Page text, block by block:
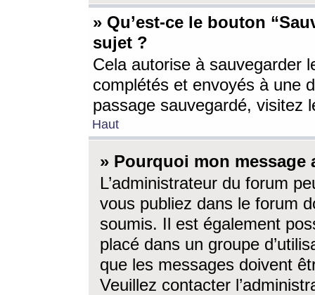
» Qu’est-ce le bouton
sujet ?
Cela autorise à sauvegarder
complétés et envoyés à une
passage sauvegardé, visitez
Haut
» Pourquoi mon message
L’administrateur du forum
vous publiez dans le forum
soumis. Il est également
placé dans un groupe
que les messages doivent
Veuillez contacter